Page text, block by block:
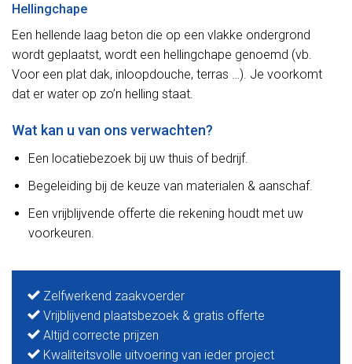
Hellingchape
Een hellende laag beton die op een vlakke ondergrond
wordt geplaatst, wordt een hellingchape genoemd (vb.
Voor een plat dak, inloopdouche, terras …). Je voorkomt
dat er water op zo’n helling staat.
Wat kan u van ons verwachten?
Een locatiebezoek bij uw thuis of bedrijf.
Begeleiding bij de keuze van materialen & aanschaf.
Een vrijblijvende offerte die rekening houdt met uw
voorkeuren.
Zelfwerkend zaakvoerder
Vrijblijvend plaatsbezoek & gratis offerte
Altijd correcte prijzen
Kwaliteitsvolle uitvoering van ieder project